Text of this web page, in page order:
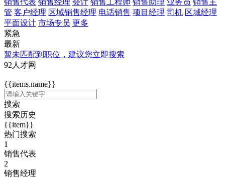
销售代表 销售经理 会计 销售工程师 销售助理 业务员 销售主
管 客户经理 区域销售经理 电话销售 项目经理 司机 区域经理
平面设计 市场专员 更多
紧急
最新
暂未匹配到职位，建议您立即搜索
92人才网
{{items.name}}
搜索
搜索历史
{{item}}
热门搜索
1
销售代表
2
销售经理